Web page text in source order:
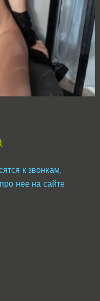
к звонкам,
нее на сайте